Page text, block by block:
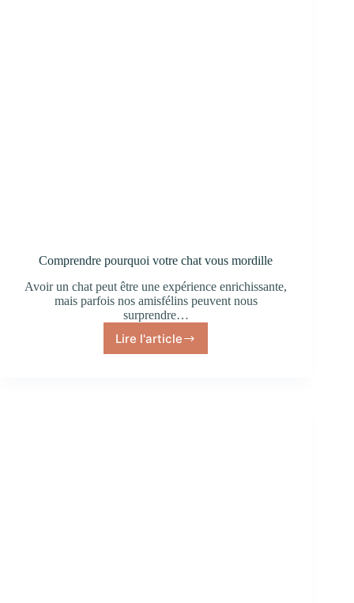
Comprendre pourquoi votre chat vous mordille
Avoir un chat peut être une expérience enrichissante,
mais parfois nos amisfélins peuvent nous
surprendre…
Lire l'article